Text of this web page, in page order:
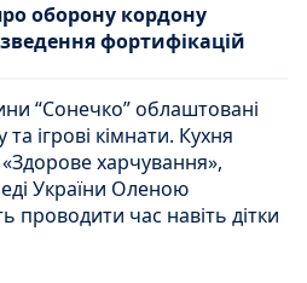
оборону кордону
фортифікацій
“Сонечко” облаштовані
ігрові кімнати. Кухня
харчування»,
України Оленою
проводити час навіть дітки